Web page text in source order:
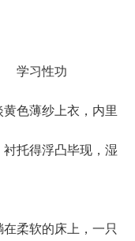
功
色薄纱上衣，内里
托得浮凸毕现，湿
柔软的床上，一只